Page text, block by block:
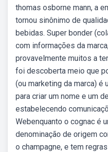
thomas osborne mann, a
tornou sinônimo de
bebidas. Super bonder
com informações da
provavelmente muitos a
foi descoberta meio que
(ou marketing da marca) é
para criar um nome e um
estabelecendo
Webenquanto o cognac é
denominação de origem
o champagne, e tem